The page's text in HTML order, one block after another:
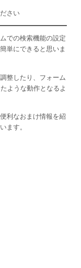
さい
での検索機能の設定
単にできると思いま
整したり、フォーム
ような動作となるよ
利なおまけ情報を紹
ます。